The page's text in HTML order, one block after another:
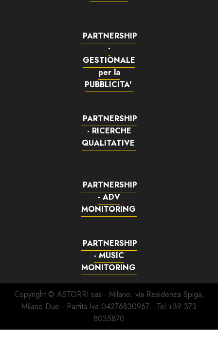
PARTNERSHIP
-
GESTIONALE
per la
PUBBLICITA'
PARTNERSHIP
- RICERCHE
QUALITATIVE
PARTNERSHIP
- ADV
MONITORING
PARTNERSHIP
- MUSIC
MONITORING
Copyright © ASTORRI sas - Milano; via Residenza Spiga,
Milano Due - Partita Iva 04276830967 - Tel +39 373
8035870